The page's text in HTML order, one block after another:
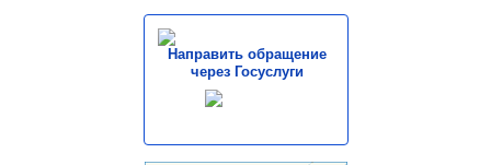
Направить обращение
через Госуслуги